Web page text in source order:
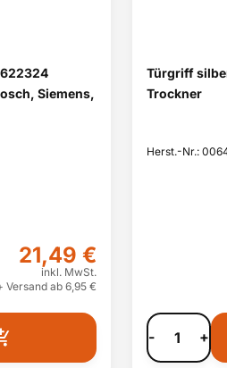
Siemens,
21,49 €
inkl. MwSt.
Versand ab 6,95 €
Türgriff
Trockner
Herst.-Nr.:
- +